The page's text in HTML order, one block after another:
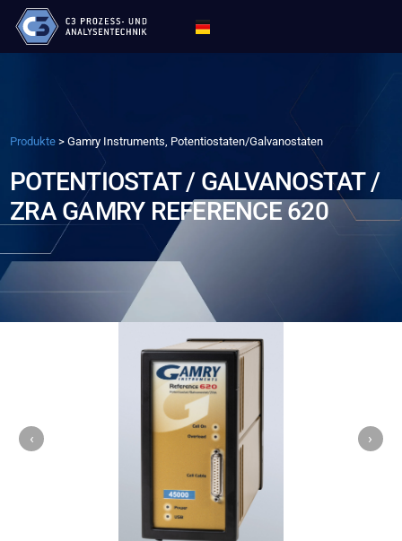
Produkte > Gamry Instruments, Potentiostaten/Galvanostaten
POTENTIOSTAT / GALVANOSTAT /
ZRA GAMRY REFERENCE 620
‹ ›